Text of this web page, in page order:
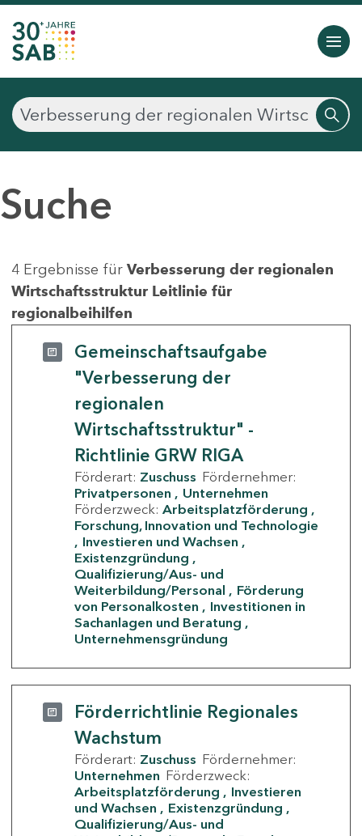
Suche
4 Ergebnisse für Verbesserung der regionalen
Wirtschaftsstruktur Leitlinie für
regionalbeihilfen
Gemeinschaftsaufgabe
"Verbesserung der
regionalen
Wirtschaftsstruktur" -
Richtlinie GRW RIGA
Förderart: Zuschuss Fördernehmer:
Privatpersonen
Unternehmen
Förderzweck: Arbeitsplatzförderung
Forschung, Innovation und Technologie
Investieren und Wachsen
Existenzgründung
Qualifizierung/Aus- und
Weiterbildung/Personal
Förderung
von Personalkosten
Investitionen in
Sachanlagen und Beratung
Unternehmensgründung
Förderrichtlinie Regionales
Wachstum
Förderart: Zuschuss Fördernehmer:
Unternehmen Förderzweck:
Arbeitsplatzförderung
Investieren
und Wachsen
Existenzgründung
Qualifizierung/Aus- und